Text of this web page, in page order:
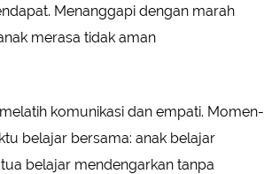
Menanggapi dengan marah
merasa tidak aman
komunikasi dan empati. Momen-
belajar bersama: anak belajar
belajar mendengarkan tanpa